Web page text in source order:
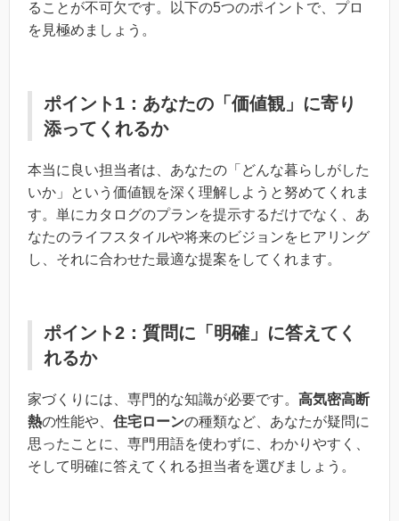
ることが不可欠です。以下の5つのポイントで、プロ
を見極めましょう。
ポイント1：あなたの「価値観」に寄り
添ってくれるか
本当に良い担当者は、あなたの「どんな暮らしがした
いか」という価値観を深く理解しようと努めてくれま
す。単にカタログのプランを提示するだけでなく、あ
なたのライフスタイルや将来のビジョンをヒアリング
し、それに合わせた最適な提案をしてくれます。
ポイント2：質問に「明確」に答えてく
れるか
家づくりには、専門的な知識が必要です。 高気密高断
熱の性能や、 住宅ローンの種類など、あなたが疑問に
思ったことに、専門用語を使わずに、わかりやすく、
そして明確に答えてくれる担当者を選びましょう。